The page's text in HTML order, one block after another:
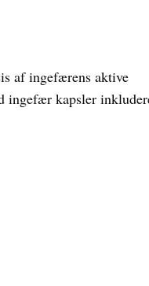
af ingefærens aktive
ingefær kapsler